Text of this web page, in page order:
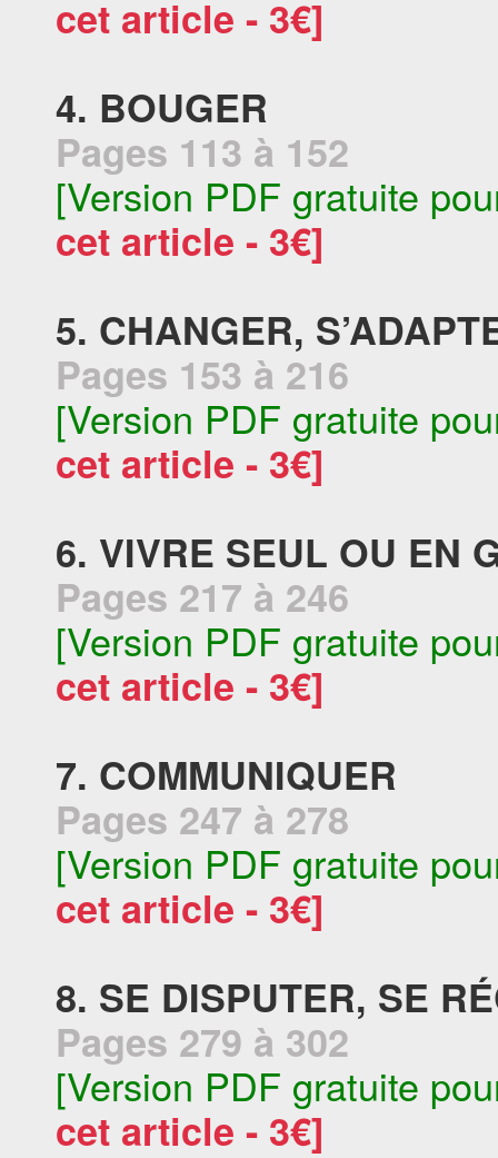
cet article - 3€]
4. BOUGER
Pages 113 à 152
[Version PDF gratuite
cet article - 3€]
5. CHANGER,
Pages 153 à 216
[Version PDF gratuite
cet article - 3€]
6. VIVRE SEUL OU EN
Pages 217 à 246
[Version PDF gratuite
cet article - 3€]
7. COMMUNIQUER
Pages 247 à 278
[Version PDF gratuite
cet article - 3€]
8. SE DISPUTER, SE
Pages 279 à 302
[Version PDF gratuite
cet article - 3€]